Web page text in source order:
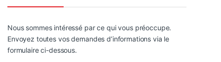
Nous sommes intéressé par ce qui vous préoccupe.
Envoyez toutes vos demandes d’informations via le
formulaire ci-dessous.